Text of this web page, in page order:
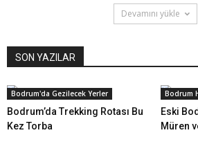
Devamını yükle
SON YAZILAR
Bodrum'da Gezilecek Yerler
Bodrum’da Trekking Rotası Bu
Kez Torba
Bodrum
Eski
Müren